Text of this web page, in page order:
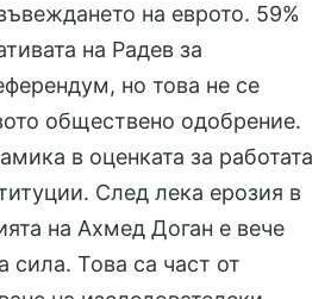
на еврото. 59%
на Радев за
но това не се
обществено одобрение.
в оценката за работата
След лека ерозия в
на Ахмед Доган е вече
сила. Това са част от